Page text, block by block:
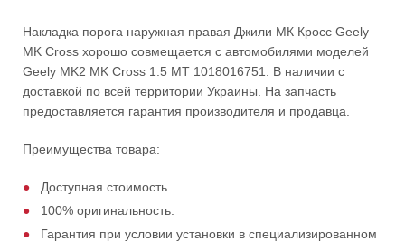
Накладка порога наружная правая Джили МК Кросс Geely
MK Cross хорошо совмещается с автомобилями моделей
Geely MK2 MK Cross 1.5 MT 1018016751. В наличии с
доставкой по всей территории Украины. На запчасть
предоставляется гарантия производителя и продавца.
Преимущества товара:
Доступная стоимость.
100% оригинальность.
Гарантия при условии установки в специализированном